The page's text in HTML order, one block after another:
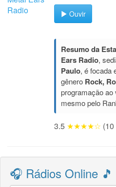
Ouvir
Resumo da
Ears Radio,
Paulo, é focada
gênero Rock,
programação ao
mesmo pelo
3.5 ★★★★☆
🎧 Rádios Online 🎵